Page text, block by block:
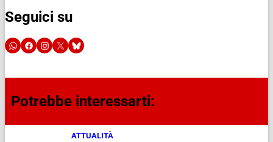
Seguici su
Potrebbe interessarti:
ATTUALITÀ